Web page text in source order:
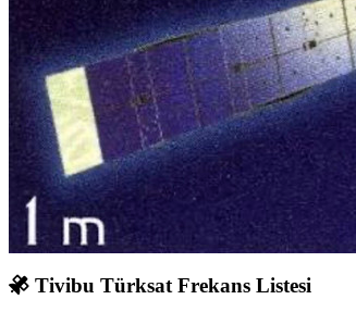
Tivibu Türksat Frekans Listesi